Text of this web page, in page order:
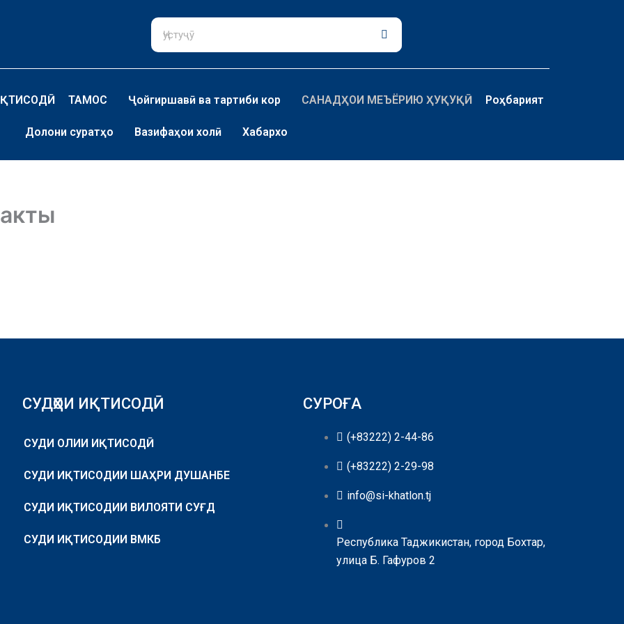
Поиск
ТАМОС Ҷойгиршавӣ ва тартиби кор САНАДҲОИ МЕЪЁРИЮ ҲУҚУҚӢ Роҳбарият
Долони суратҳо Вазифаҳои холӣ Хабархо
СУДҲОИ ИҚТИСОДӢ
СУДИ ОЛИИ ИҚТИСОДӢ
СУДИ ИҚТИСОДИИ ШАҲРИ ДУШАНБЕ
СУДИ ИҚТИСОДИИ ВИЛОЯТИ СУҒД
СУДИ ИҚТИСОДИИ ВМКБ
СУРОҒА
(+83222) 2-44-86
(+83222) 2-29-98
info@si-khatlon.tj
Республика Таджикистан, город Бохтар,
улица Б. Гафуров 2